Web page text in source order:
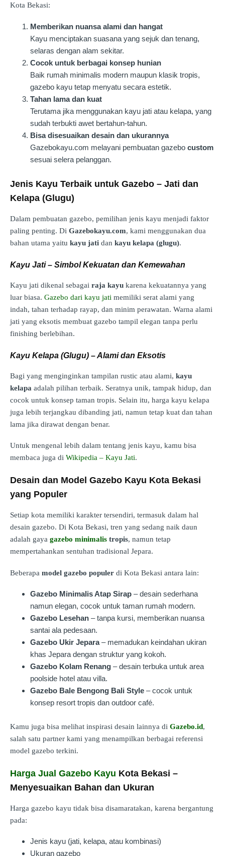
Kota Bekasi:
Memberikan nuansa alami dan hangat
Kayu menciptakan suasana yang sejuk dan tenang,
selaras dengan alam sekitar.
Cocok untuk berbagai konsep hunian
Baik rumah minimalis modern maupun klasik tropis,
gazebo kayu tetap menyatu secara estetik.
Tahan lama dan kuat
Terutama jika menggunakan kayu jati atau kelapa, yang
sudah terbukti awet bertahun-tahun.
Bisa disesuaikan desain dan ukurannya
Gazebokayu.com melayani pembuatan gazebo custom
sesuai selera pelanggan.
Jenis Kayu Terbaik untuk Gazebo – Jati dan
Kelapa (Glugu)
Dalam pembuatan gazebo, pemilihan jenis kayu menjadi faktor
paling penting. Di Gazebokayu.com, kami menggunakan dua
bahan utama yaitu kayu jati dan kayu kelapa (glugu).
Kayu Jati – Simbol Kekuatan dan Kemewahan
Kayu jati dikenal sebagai raja kayu karena kekuatannya yang
luar biasa. Gazebo dari kayu jati memiliki serat alami yang
indah, tahan terhadap rayap, dan minim perawatan. Warna alami
jati yang eksotis membuat gazebo tampil elegan tanpa perlu
finishing berlebihan.
Kayu Kelapa (Glugu) – Alami dan Eksotis
Bagi yang menginginkan tampilan rustic atau alami, kayu
kelapa adalah pilihan terbaik. Seratnya unik, tampak hidup, dan
cocok untuk konsep taman tropis. Selain itu, harga kayu kelapa
juga lebih terjangkau dibanding jati, namun tetap kuat dan tahan
lama jika dirawat dengan benar.
Untuk mengenal lebih dalam tentang jenis kayu, kamu bisa
membaca juga di Wikipedia – Kayu Jati.
Desain dan Model Gazebo Kayu Kota Bekasi
yang Populer
Setiap kota memiliki karakter tersendiri, termasuk dalam hal
desain gazebo. Di Kota Bekasi, tren yang sedang naik daun
adalah gaya gazebo minimalis tropis, namun tetap
mempertahankan sentuhan tradisional Jepara.
Beberapa model gazebo populer di Kota Bekasi antara lain:
Gazebo Minimalis Atap Sirap – desain sederhana
namun elegan, cocok untuk taman rumah modern.
Gazebo Lesehan – tanpa kursi, memberikan nuansa
santai ala pedesaan.
Gazebo Ukir Jepara– memadukan keindahan ukiran
khas Jepara dengan struktur yang kokoh.
Gazebo Kolam Renang – desain terbuka untuk area
poolside hotel atau villa.
Gazebo Bale Bengong Bali Style – cocok untuk
konsep resort tropis dan outdoor café.
Kamu juga bisa melihat inspirasi desain lainnya di Gazebo.id,
salah satu partner kami yang menampilkan berbagai referensi
model gazebo terkini.
Harga Jual Gazebo Kayu Kota Bekasi –
Menyesuaikan Bahan dan Ukuran
Harga gazebo kayu tidak bisa disamaratakan, karena bergantung
pada:
Jenis kayu (jati, kelapa, atau kombinasi)
Ukuran gazebo